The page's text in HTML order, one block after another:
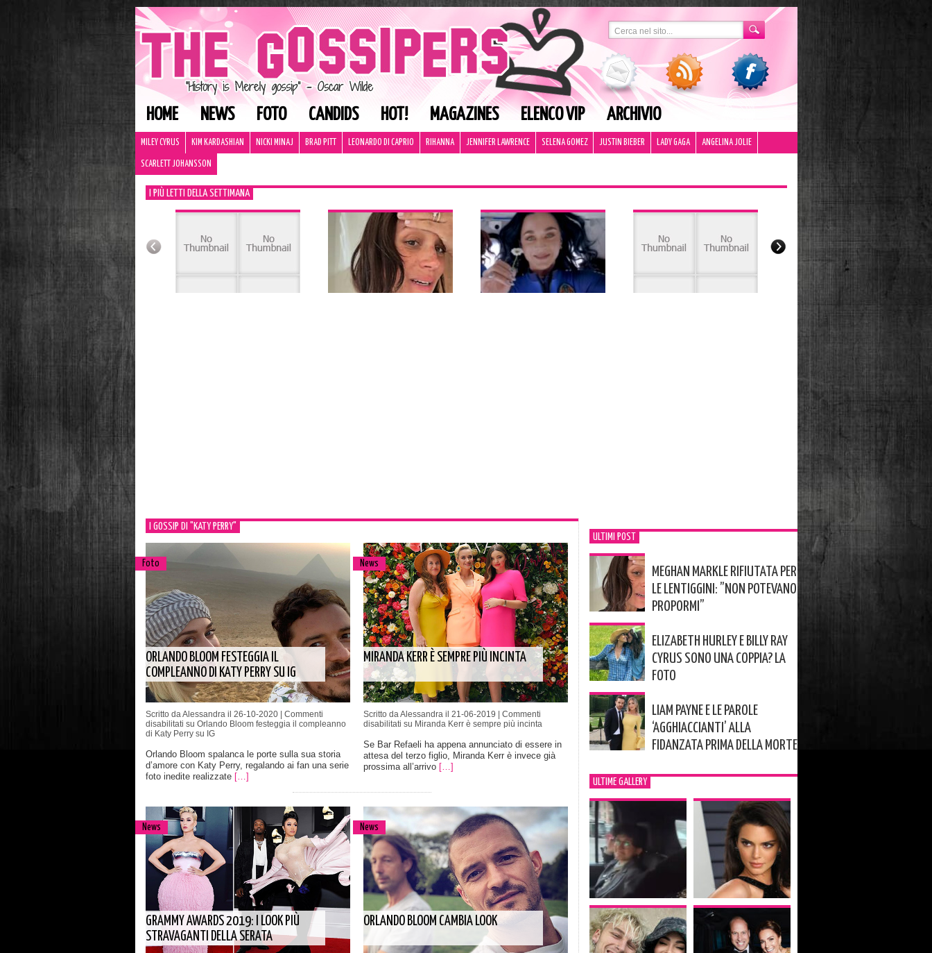
HOME NEWS FOTO CANDIDS HOT! MAGAZINES ELENCO VIP ARCHIVIO
MILEY CYRUS KIM KARDASHIAN NICKI MINAJ BRAD PITT LEONARDO DI CAPRIO RIHANNA JENNIFER LAWRENCE SELENA GOMEZ JUSTIN BIEBER LADY GAGA ANGELINA JOLIE
SCARLETT JOHANSSON
I PIÙ LETTI DELLA SETTIMANA
I GOSSIP DI "KATY PERRY"
Foto
ORLANDO BLOOM FESTEGGIA IL
COMPLEANNO DI KATY PERRY SU IG
Scritto da Alessandra il 26-10-2020 | Commenti
disabilitati su Orlando Bloom festeggia il compleanno
di Katy Perry su IG
Orlando Bloom spalanca le porte sulla sua storia
d’amore con Katy Perry, regalando ai fan una serie
foto inedite realizzate […]
News
MIRANDA KERR È SEMPRE PIÙ INCINTA
Scritto da Alessandra il 21-06-2019 | Commenti
disabilitati su Miranda Kerr è sempre più incinta
Se Bar Refaeli ha appena annunciato di essere in
attesa del terzo figlio, Miranda Kerr è invece già
prossima all’arrivo […]
News
GRAMMY AWARDS 2019: I LOOK PIÙ
STRAVAGANTI DELLA SERATA
News
ORLANDO BLOOM CAMBIA LOOK
ULTIMI POST
MEGHAN MARKLE RIFIUTATA PER
LE LENTIGGINI: ”NON POTEVANO
PROPORMI”
ELIZABETH HURLEY E BILLY RAY
CYRUS SONO UNA COPPIA? LA
FOTO
LIAM PAYNE E LE PAROLE
‘AGGHIACCIANTI’ ALLA
FIDANZATA PRIMA DELLA MORTE
ULTIME GALLERY